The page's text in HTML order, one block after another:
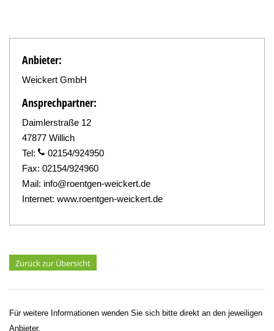
Anbieter:
Weickert GmbH
Ansprechpartner:
Daimlerstraße 12
47877 Willich
Tel:
02154/924950
Fax: 02154/924960
Mail: info@roentgen-weickert.de
Internet: www.roentgen-weickert.de
Zurück zur Übersicht
Für weitere Informationen wenden Sie sich bitte direkt an den jeweiligen
Anbieter.